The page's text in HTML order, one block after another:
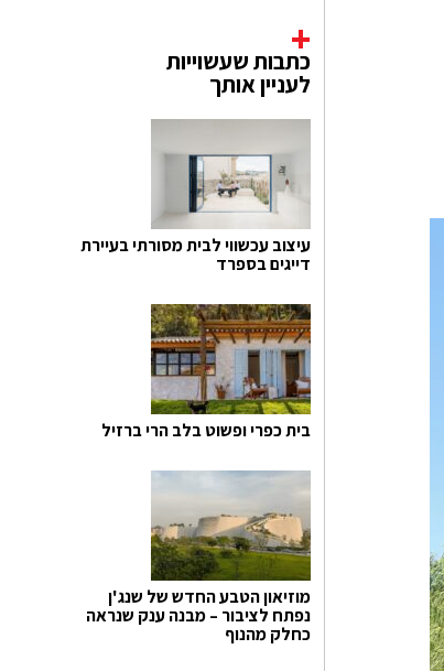
כתבות שעשוייות
לעניין אותך
עיצוב עכשווי לבית מסורתי בעיירת
דייגים בספרד
בית כפרי ופשוט בלב הרי ברזיל
מוזיאון הטבע החדש של שנג'ן
נפתח לציבור – מבנה ענק שנראה
כחלק מהנוף